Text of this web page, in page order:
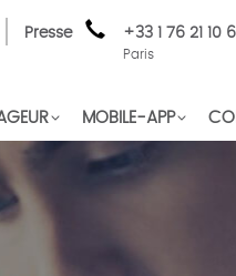
Presse +33 1 76 21 10
Paris
MOBILE-APP